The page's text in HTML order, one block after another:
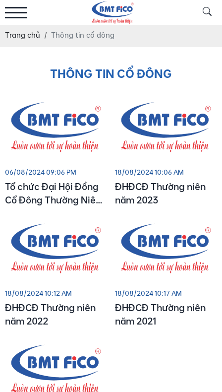
Trang chủ Thông tin cổ đông
THÔNG TIN CỔ ĐÔNG
06/08/2024 09:06 PM
Tổ chức Đại Hội Đồng
Cổ Đông Thường Niên
kiến bằng văn bản
18/08/2024 10:06 AM
ĐHĐCĐ Thường niên
năm 2023
18/08/2024 10:12 AM
ĐHĐCĐ Thường niên
năm 2022
18/08/2024 10:17 AM
ĐHĐCĐ Thường niên
năm 2021